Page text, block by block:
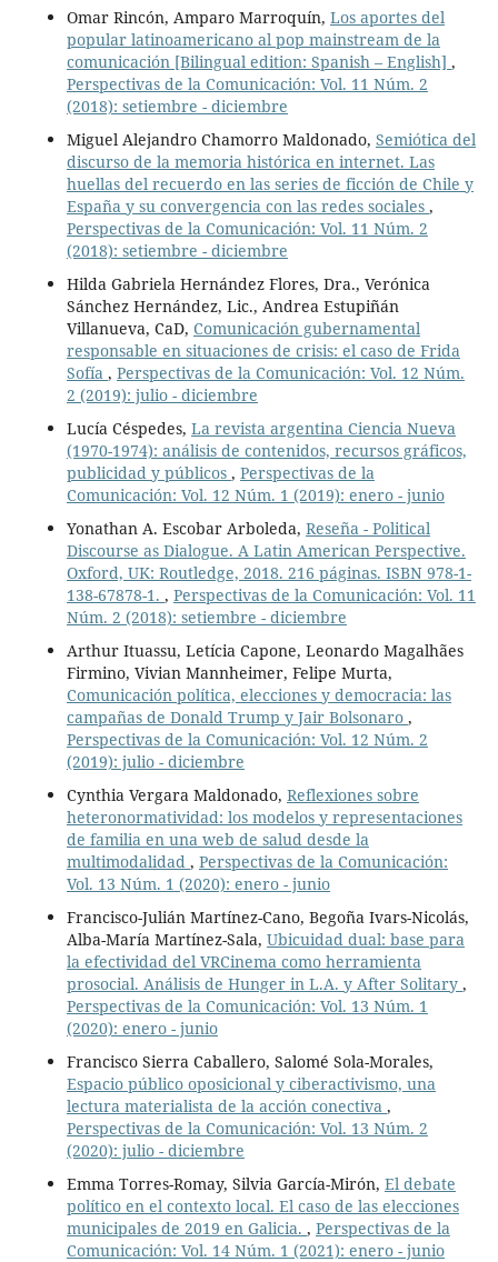
Omar Rincón, Amparo Marroquín, Los aportes del
popular latinoamericano al pop mainstream de la
comunicación [Bilingual edition: Spanish – English] ,
Perspectivas de la Comunicación: Vol. 11 Núm. 2
(2018): setiembre - diciembre
Miguel Alejandro Chamorro Maldonado, Semiótica del
discurso de la memoria histórica en internet. Las
huellas del recuerdo en las series de ficción de Chile y
España y su convergencia con las redes sociales ,
Perspectivas de la Comunicación: Vol. 11 Núm. 2
(2018): setiembre - diciembre
Hilda Gabriela Hernández Flores, Dra., Verónica
Sánchez Hernández, Lic., Andrea Estupiñán
Villanueva, CaD, Comunicación gubernamental
responsable en situaciones de crisis: el caso de Frida
Sofía , Perspectivas de la Comunicación: Vol. 12 Núm.
2 (2019): julio - diciembre
Lucía Céspedes, La revista argentina Ciencia Nueva
(1970-1974): análisis de contenidos, recursos gráficos,
publicidad y públicos , Perspectivas de la
Comunicación: Vol. 12 Núm. 1 (2019): enero - junio
Yonathan A. Escobar Arboleda, Reseña - Political
Discourse as Dialogue. A Latin American Perspective.
Oxford, UK: Routledge, 2018. 216 páginas. ISBN 978-1-
138-67878-1. , Perspectivas de la Comunicación: Vol. 11
Núm. 2 (2018): setiembre - diciembre
Arthur Ituassu, Letícia Capone, Leonardo Magalhães
Firmino, Vivian Mannheimer, Felipe Murta,
Comunicación política, elecciones y democracia: las
campañas de Donald Trump y Jair Bolsonaro ,
Perspectivas de la Comunicación: Vol. 12 Núm. 2
(2019): julio - diciembre
Cynthia Vergara Maldonado, Reflexiones sobre
heteronormatividad: los modelos y representaciones
de familia en una web de salud desde la
multimodalidad , Perspectivas de la Comunicación:
Vol. 13 Núm. 1 (2020): enero - junio
Francisco-Julián Martínez-Cano, Begoña Ivars-Nicolás,
Alba-María Martínez-Sala, Ubicuidad dual: base para
la efectividad del VRCinema como herramienta
prosocial. Análisis de Hunger in L.A. y After Solitary ,
Perspectivas de la Comunicación: Vol. 13 Núm. 1
(2020): enero - junio
Francisco Sierra Caballero, Salomé Sola-Morales,
Espacio público oposicional y ciberactivismo, una
lectura materialista de la acción conectiva ,
Perspectivas de la Comunicación: Vol. 13 Núm. 2
(2020): julio - diciembre
Emma Torres-Romay, Silvia García-Mirón, El debate
político en el contexto local. El caso de las elecciones
municipales de 2019 en Galicia. , Perspectivas de la
Comunicación: Vol. 14 Núm. 1 (2021): enero - junio